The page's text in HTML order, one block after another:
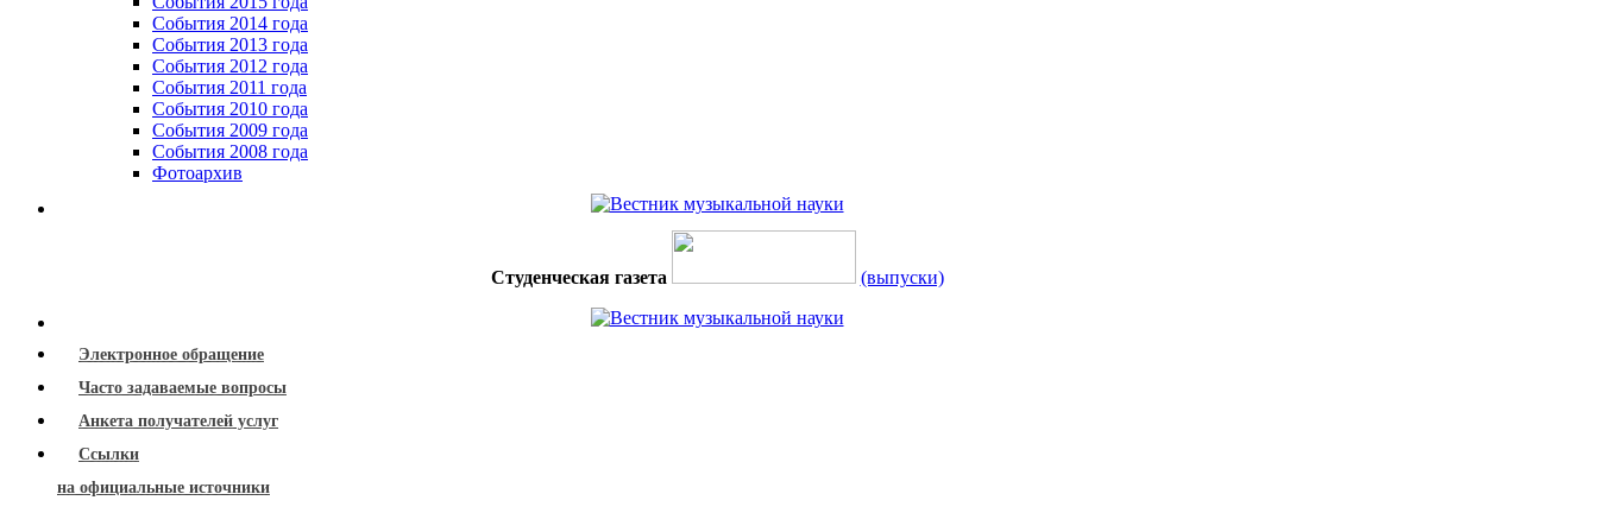
События 2014 года
События 2013 года
События 2012 года
События 2011 года
События 2010 года
События 2009 года
События 2008 года
Фотоархив
Студенческая газета (выпуски)
Электронное обращение
Часто задаваемые вопросы
Анкета получателей услуг
Ссылки
на официальные источники